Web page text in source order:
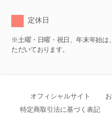
定休日
※土曜・日曜・祝日、年末年始は
ただいております。
オフィシャルサイト
特定商取引法に基づく表記